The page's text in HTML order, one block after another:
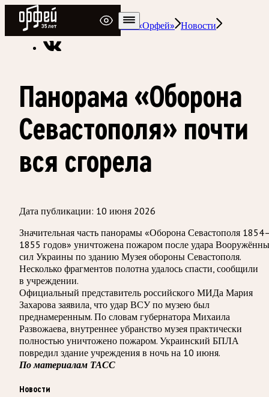
Радио Орфей
Радио классической музыки «Орфей» Новости
Панорама «Оборона
Севастополя» почти
вся сгорела
Дата публикации: 10 июня 2026
Значительная часть панорамы «Оборона Севастополя
1855 годов» уничтожена пожаром после удара
сил Украины по зданию Музея обороны Севастополя.
Несколько фрагментов полотна удалось спасти, сообщили
в учреждении.
Официальный представитель российского МИДа Мария
Захарова заявила, что удар ВСУ по музею был
преднамеренным. По словам губернатора Михаила
Развожаева, внутреннее убранство музея практически
полностью уничтожено пожаром. Украинский БПЛА
повредил здание учреждения в ночь на 10 июня.
По материалам ТАСС
Новости